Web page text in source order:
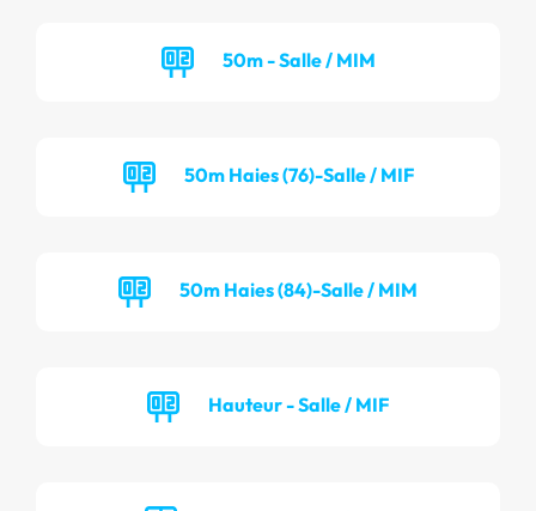
50m - Salle / MIM
50m Haies (76)-Salle / MIF
50m Haies (84)-Salle / MIM
Hauteur - Salle / MIF